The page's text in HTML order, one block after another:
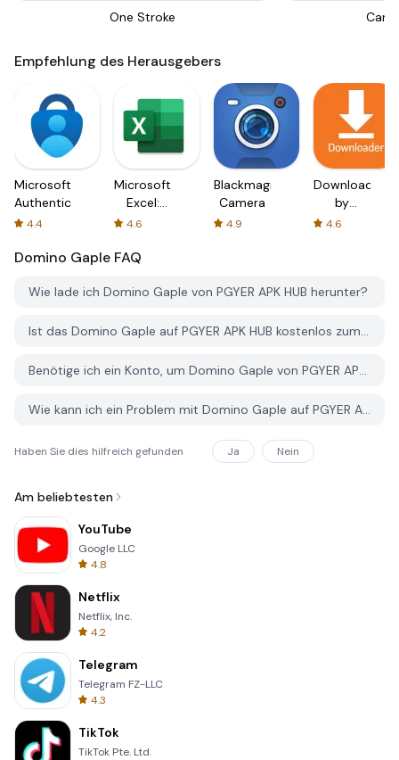
One Stroke
Empfehlung des Herausgebers
Microsoft
Authenticator
4.4
Microsoft
Excel:
Spreadsheets
4.6
Blackmagic
Camera
4.9
Downloader
by
AFTVnews
4.6
Domino Gaple FAQ
Wie lade ich Domino Gaple von PGYER APK HUB herunter?
Ist das Domino Gaple auf PGYER APK HUB kostenlos zum Download?
Benötige ich ein Konto, um Domino Gaple von PGYER APK HUB herunterzuladen?
Wie kann ich ein Problem mit Domino Gaple auf PGYER APK HUB melden?
Haben Sie dies hilfreich gefunden Ja Nein
Am beliebtesten
YouTube
Google LLC
4.8
Netflix
Netflix, Inc.
4.2
Telegram
Telegram FZ-LLC
4.3
TikTok
TikTok Pte. Ltd.